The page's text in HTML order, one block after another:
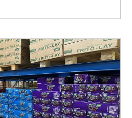
Geschäft
auswählen